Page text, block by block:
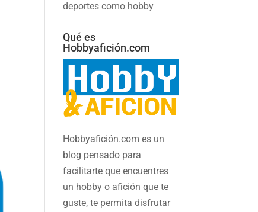
deportes como hobby
Qué es
Hobbyafición.com
Hobbyafición.com es un
blog pensado para
facilitarte que encuentres
un hobby o afición que te
guste, te permita disfrutar